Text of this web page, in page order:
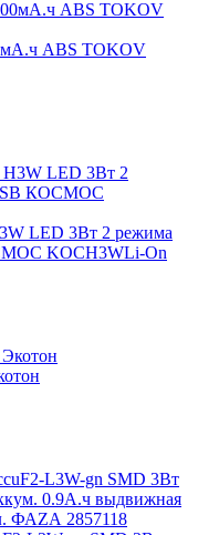
ABS TOKOV
LED 3Вт 2 режима
KOCH3WLi-On